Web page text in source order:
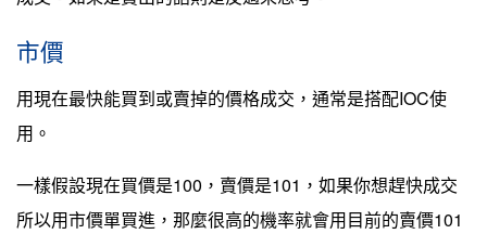
市價
用現在最快能買到或賣掉的價格成交，通常是搭配IOC使
用。
一樣假設現在買價是100，賣價是101，如果你想趕快成交
所以用市價單買進，那麼很高的機率就會用目前的賣價101